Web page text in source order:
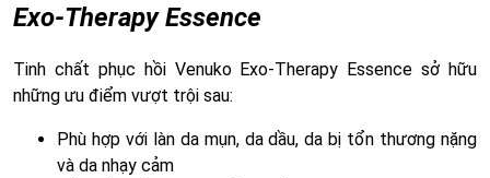
Exo-Therapy Essence
Tinh chất phục hồi Venuko Exo-Therapy Essence sở hữu
những ưu điểm vượt trội sau:
Phù hợp với làn da mụn, da dầu, da bị tổn thương nặng
và da nhạy cảm